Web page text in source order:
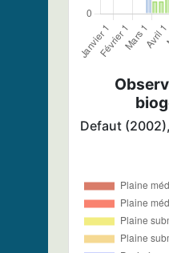
Defaut